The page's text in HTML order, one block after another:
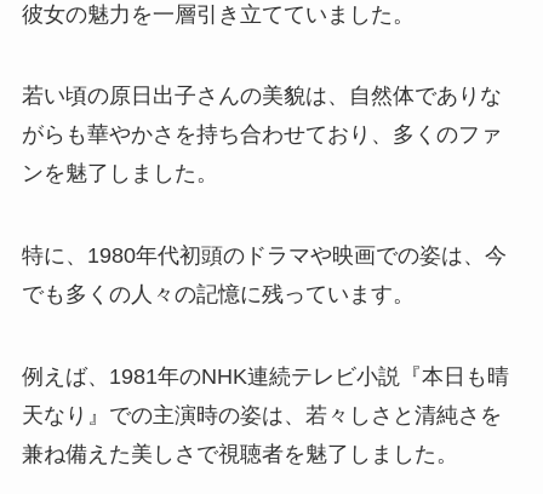
彼女の魅力を一層引き立てていました。
若い頃の原日出子さんの美貌は、自然体でありな
がらも華やかさを持ち合わせており、多くのファ
ンを魅了しました。
特に、1980年代初頭のドラマや映画での姿は、今
でも多くの人々の記憶に残っています。
例えば、1981年のNHK連続テレビ小説『本日も晴
天なり』での主演時の姿は、若々しさと清純さを
兼ね備えた美しさで視聴者を魅了しました。